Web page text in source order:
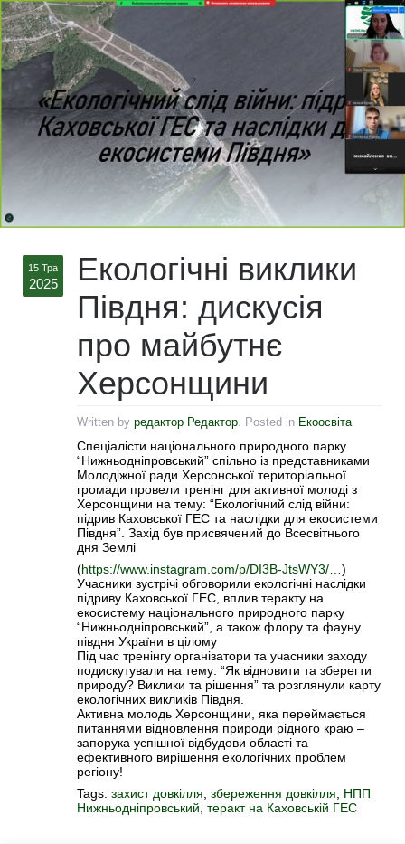
15 Тра
2025
Екологічні виклики
Півдня: дискусія
про майбутнє
Херсонщини
Written by редактор Редактор. Posted in Екоосвіта
Спеціалісти національного природного парку
“Нижньодніпровський” спільно із представниками
Молодіжної ради Херсонської територіальної
громади провели тренінг для активної молоді з
Херсонщини на тему: “Екологічний слід війни:
підрив Каховської ГЕС та наслідки для екосистеми
Півдня”. Захід був присвячений до Всесвітнього
дня Землі
(https://www.instagram.com/p/DI3B-JtsWY3/…)
Учасники зустрічі обговорили екологічні наслідки
підриву Каховської ГЕС, вплив теракту на
екосистему національного природного парку
“Нижньодніпровський”, а також флору та фауну
півдня України в цілому
Під час тренінгу організатори та учасники заходу
подискутували на тему: “Як відновити та зберегти
природу? Виклики та рішення” та розглянули карту
екологічних викликів Півдня.
Активна молодь Херсонщини, яка переймається
питаннями відновлення природи рідного краю –
запорука успішної відбудови області та
ефективного вирішення екологічних проблем
регіону!
Tags: захист довкілля, збереження довкілля, НПП
Нижньодніпровський, теракт на Каховській ГЕС